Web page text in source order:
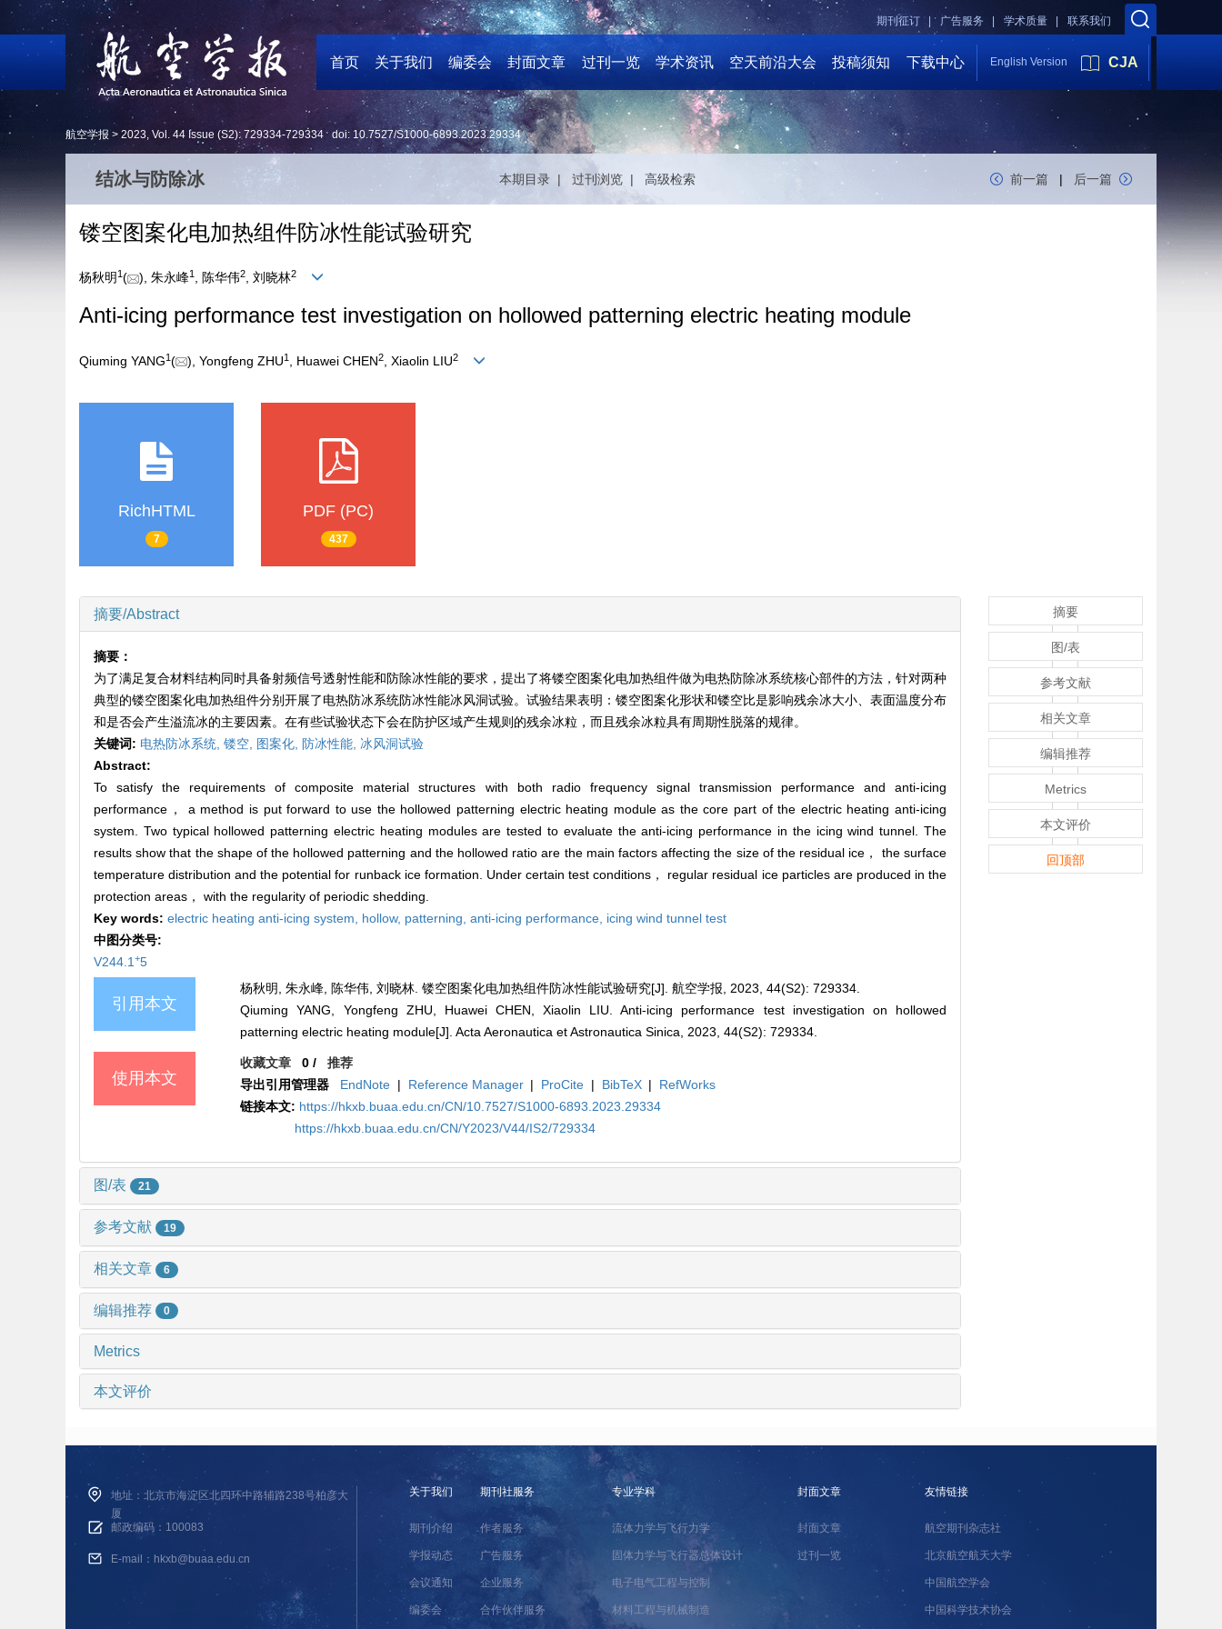
联系我们
学术质量 |
广告服务 |
期刊征订 |
首页 关于我们 编委会 封面文章 过刊一览 学术资讯 空天前沿大会 投稿须知 下载中心 English Version CJA
航空学报 > 2023, Vol. 44 Issue (S2): 729334-729334 doi: 10.7527/S1000-6893.2023.29334
结冰与防除冰 本期目录 | 过刊浏览 | 高级检索 前一篇 | 后一篇
镂空图案化电加热组件防冰性能试验研究
杨秋明 1( ), 朱永峰1 , 陈华伟2, 刘晓林2
Anti-icing performance test investigation on hollowed patterning electric heating module
Qiuming YANG1( ), Yongfeng ZHU1 , Huawei CHEN2 , Xiaolin LIU2
RichHTML
7
PDF (PC)
437
摘要/Abstract
摘要：
为了满足复合材料结构同时具备射频信号透射性能和防除冰性能的要求，提出了将镂空图案化电加热组件做为电热防除冰系统核心部件的方法，针对两种
典型的镂空图案化电加热组件分别开展了电热防冰系统防冰性能冰风洞试验。试验结果表明：镂空图案化形状和镂空比是影响残余冰大小、表面温度分布
和是否会产生溢流冰的主要因素。在有些试验状态下会在防护区域产生规则的残余冰粒，而且残余冰粒具有周期性脱落的规律。
关键词: 电热防冰系统, 镂空, 图案化, 防冰性能, 冰风洞试验
Abstract:
To satisfy the requirements of composite material structures with both radio frequency signal transmission performance and anti-icing
performance， a method is put forward to use the hollowed patterning electric heating module as the core part of the electric heating anti-icing
system. Two typical hollowed patterning electric heating modules are tested to evaluate the anti-icing performance in the icing wind tunnel. The
results show that the shape of the hollowed patterning and the hollowed ratio are the main factors affecting the size of the residual ice， the surface
temperature distribution and the potential for runback ice formation. Under certain test conditions， regular residual ice particles are produced in the
protection areas， with the regularity of periodic shedding.
Key words: electric heating anti-icing system, hollow, patterning, anti-icing performance, icing wind tunnel test
中图分类号:
V244.1+5
引用本文
杨秋明, 朱永峰, 陈华伟, 刘晓林. 镂空图案化电加热组件防冰性能试验研究[J]. 航空学报, 2023, 44(S2): 729334.
Qiuming YANG, Yongfeng ZHU, Huawei CHEN, Xiaolin LIU. Anti-icing performance test investigation on hollowed
patterning electric heating module[J]. Acta Aeronautica et Astronautica Sinica, 2023, 44(S2): 729334.
使用本文
收藏文章 0 /推荐
导出引用管理器
EndNote | Reference Manager | ProCite | BibTeX |
RefWorks
链接本文: https://hkxb.buaa.edu.cn/CN/10.7527/S1000-6893.2023.29334
https://hkxb.buaa.edu.cn/CN/Y2023/V44/IS2/729334
图/表 21
参考文献 19
相关文章 6
编辑推荐 0
Metrics
本文评价
摘要
图/表
参考文献
相关文章
编辑推荐
Metrics
本文评价
回顶部
地址：北京市海淀区北四环中路辅路238号柏彦大
厦
邮政编码：100083
E-mail：hkxb@buaa.edu.cn
关于我们
期刊介绍
学报动态
会议通知
编委会
期刊社服务
作者服务
广告服务
企业服务
合作伙伴服务
专业学科
流体力学与飞行力学
固体力学与飞行器总体设计
电子电气工程与控制
材料工程与机械制造
封面文章
封面文章
过刊一览
友情链接
航空期刊杂志社
北京航空航天大学
中国航空学会
中国科学技术协会